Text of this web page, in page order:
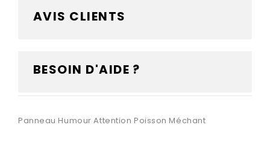
AVIS CLIENTS
BESOIN D'AIDE ?
Panneau Humour Attention Poisson Méchant